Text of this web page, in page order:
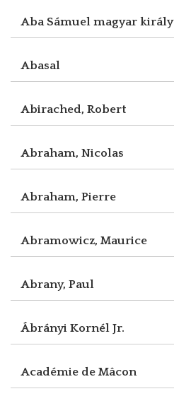
Aba Sámuel magyar király
Abasal
Abirached, Robert
Abraham, Nicolas
Abraham, Pierre
Abramowicz, Maurice
Abrany, Paul
Ábrányi Kornél Jr.
Académie de Mâcon